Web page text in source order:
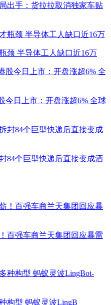
出手：货拉拉取消独家车贴
颈 半导体工人缺口近16万
今日上市：开盘涨超6% 全球
84个巨型快递后直接变成酒
百强车商兰天集团回应暴雷
构型 蚂蚁灵波LingB